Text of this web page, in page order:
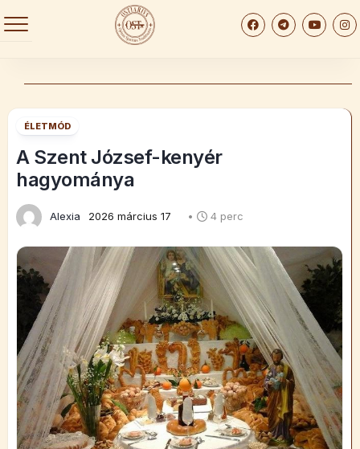
to
ÉLETMÓD
A Szent József-kenyér
hagyománya
Alexia 2026 március 17 • 4 perc